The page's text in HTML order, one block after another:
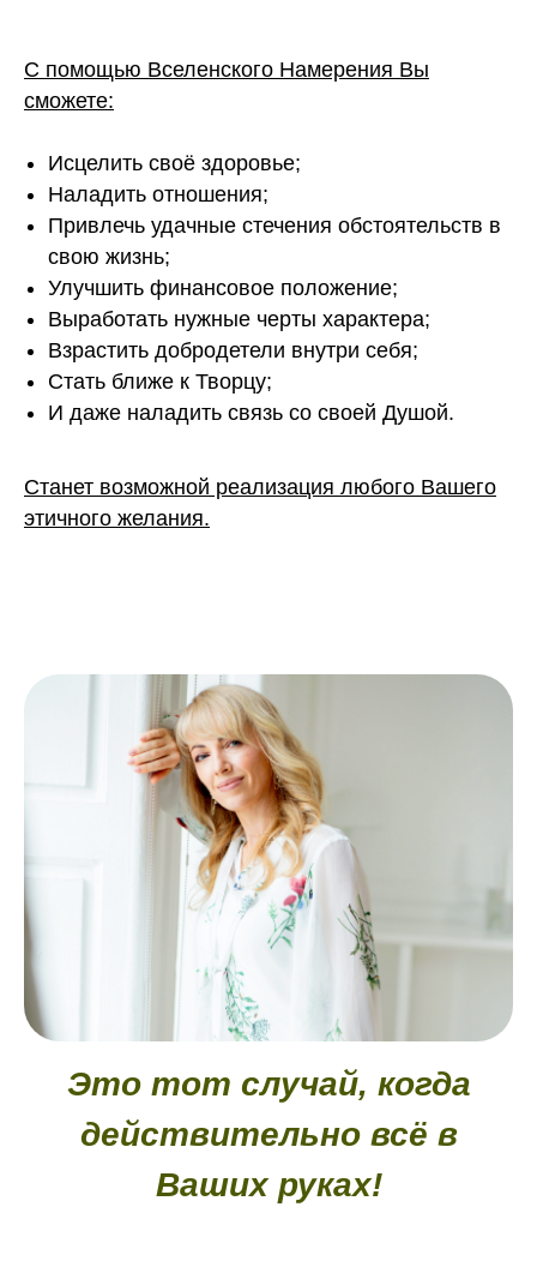
С помощью Вселенского Намерения Вы
сможете:
Исцелить своё здоровье;
Наладить отношения;
Привлечь удачные стечения обстоятельств в
свою жизнь;
Улучшить финансовое положение;
Выработать нужные черты характера;
Взрастить добродетели внутри себя;
Стать ближе к Творцу;
И даже наладить связь со своей Душой.
Станет возможной реализация любого Вашего
этичного желания.
Это тот случай, когда
действительно всё в
Ваших руках!